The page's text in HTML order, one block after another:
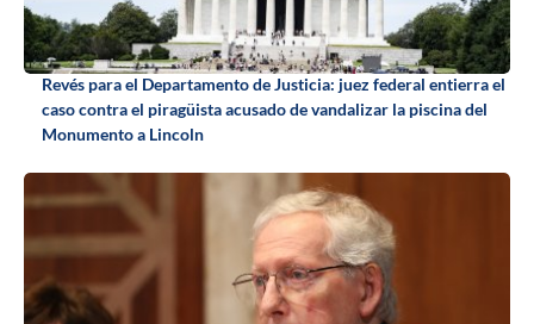
Revés para el Departamento de Justicia: juez federal entierra el
caso contra el piragüista acusado de vandalizar la piscina del
Monumento a Lincoln